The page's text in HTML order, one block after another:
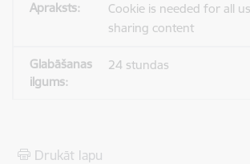
Cookie is needed for all
sharing content
24 stundas
Drukāt lapu